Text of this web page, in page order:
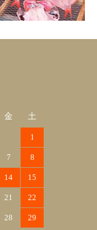
金 土
1
7 8
14 15
21 22
28 29